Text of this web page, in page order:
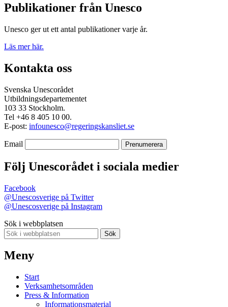
Publikationer från Unesco
Unesco ger ut ett antal publikationer varje år.
Läs mer här.
Kontakta oss
Svenska Unescorådet
Utbildningsdepartementet
103 33 Stockholm.
Tel +46 8 405 10 00.
E-post: infounesco@regeringskansliet.se
Email
Följ Unescorådet i sociala medier
Facebook
@Unescosverige på Twitter
@Unescosverige på Instagram
Sök i webbplatsen
Sök
Meny
Start
Verksamhetsområden
Press & Information
Informationsmaterial